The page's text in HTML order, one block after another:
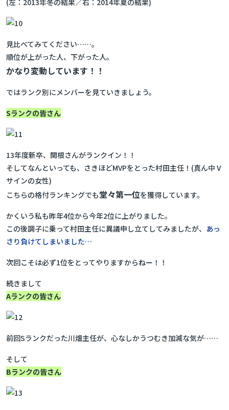
(左：2013年冬の結果／右：2014年夏の結果)
見比べてみてください……。
順位が上がった人、下がった人。
かなり変動しています！！
ではランク別にメンバーを見ていきましょう。
Sランクの皆さん
13年度新卒、関根さんがランクイン！！
そしてなんといっても、さきほどMVPをとった村田主任！(真ん中 V
サインの女性)
こちらの格付ランキングでも堂々第一位を獲得しています。
かくいう私も昨年4位から今年2位に上がりました。
この後調子に乗って村田主任に異議申し立てしてみましたが、 あっ
さり負けてしまいました…
次回こそは必ず1位をとってやりますからねー！！
続きまして
Aランクの皆さん
前回Sランクだった川畑主任が、心なしかうつむき加減な気が……
そして
Bランクの皆さん